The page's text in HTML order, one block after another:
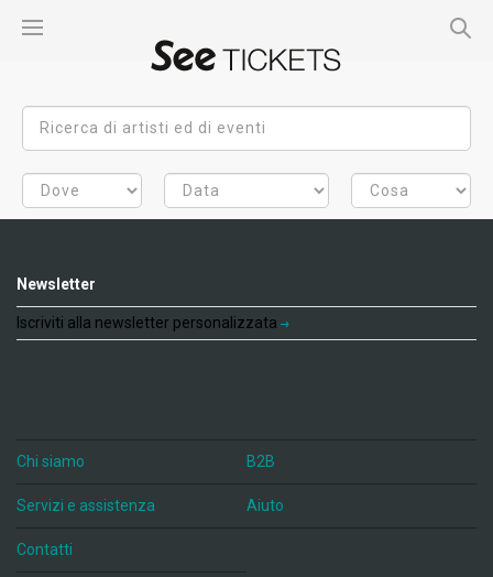
Newsletter
Iscriviti alla newsletter personalizzata
Chi siamo B2B
Servizi e assistenza Aiuto
Contatti